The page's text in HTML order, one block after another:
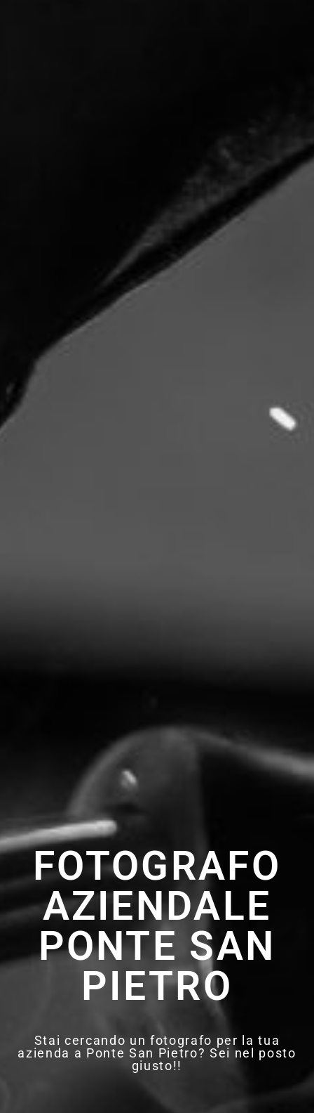
FOTOGRAFO
AZIENDALE
PONTE SAN
PIETRO
Stai cercando un fotografo per la tua
azienda a Ponte San Pietro? Sei nel posto
giusto!!